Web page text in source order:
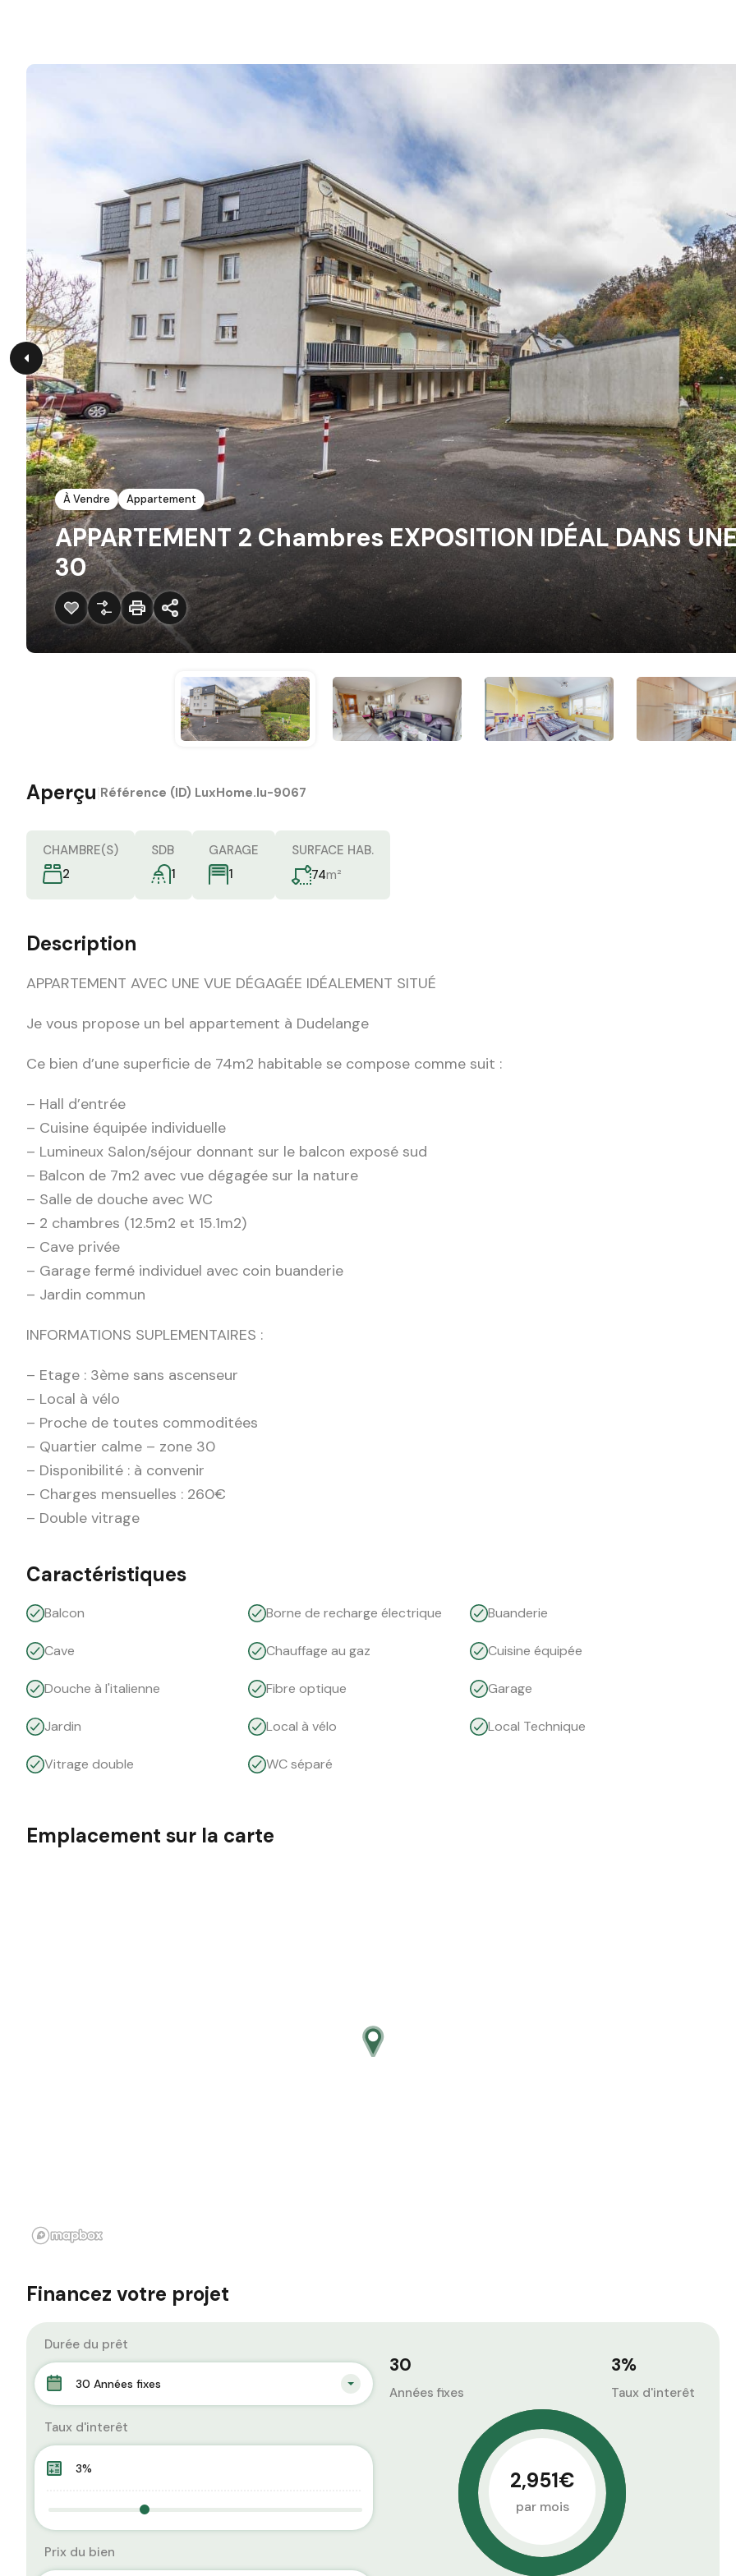
À Vendre Appartement
APPARTEMENT 2 Chambres EXPOSITION IDÉAL DANS
30
Aperçu Référence (ID) LuxHome.lu-9067
CHAMBRE(S)
2
SDB
1
GARAGE
1
SURFACE HAB.
74m²
Description
APPARTEMENT AVEC UNE VUE DÉGAGÉE IDÉALEMENT SITUÉ
Je vous propose un bel appartement à Dudelange
Ce bien d’une superficie de 74m2 habitable se compose comme suit :
– Hall d’entrée
– Cuisine équipée individuelle
– Lumineux Salon/séjour donnant sur le balcon exposé sud
– Balcon de 7m2 avec vue dégagée sur la nature
– Salle de douche avec WC
– 2 chambres (12.5m2 et 15.1m2)
– Cave privée
– Garage fermé individuel avec coin buanderie
– Jardin commun
INFORMATIONS SUPLEMENTAIRES :
– Etage : 3ème sans ascenseur
– Local à vélo
– Proche de toutes commoditées
– Quartier calme – zone 30
– Disponibilité : à convenir
– Charges mensuelles : 260€
– Double vitrage
Caractéristiques
Balcon Borne de recharge électrique Buanderie
Cave Chauffage au gaz Cuisine équipée
Douche à l'italienne Fibre optique Garage
Jardin Local à vélo Local Technique
Vitrage double WC séparé
Emplacement sur la carte
Financez votre projet
Durée du prêt
30 Années fixes
Taux d'interêt
Prix du bien
30
Années fixes
3%
Taux d'interêt
2,951€
par mois